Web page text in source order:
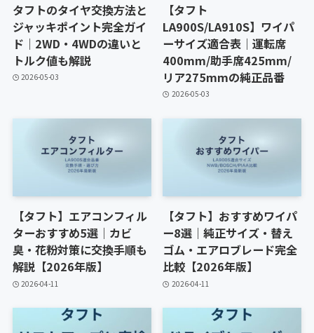
タフトのタイヤ交換方法と
ジャッキポイント完全ガイ
ド｜2WD・4WDの違いと
トルク値も解説
2026-05-03
【タフト
LA900S/LA910S】ワイパ
ーサイズ適合表｜運転席
400mm/助手席425mm/
リア275mmの純正品番
2026-05-03
【タフト】エアコンフィル
ターおすすめ5選｜カビ
臭・花粉対策に交換手順も
解説【2026年版】
2026-04-11
【タフト】おすすめワイパ
ー8選｜純正サイズ・替え
ゴム・エアロブレード完全
比較【2026年版】
2026-04-11